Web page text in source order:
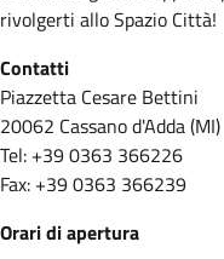
rivolgerti allo Spazio Città!
Contatti
Piazzetta Cesare Bettini
20062 Cassano d'Adda (MI)
Tel: +39 0363 366226
Fax: +39 0363 366239
Orari di apertura